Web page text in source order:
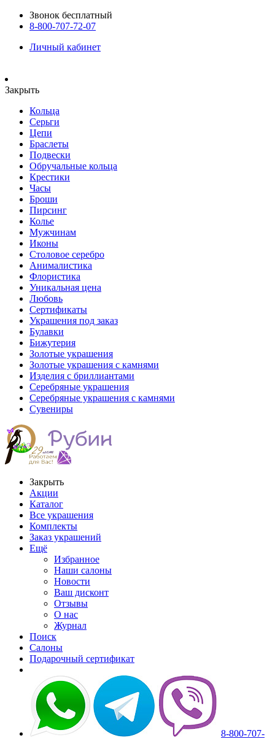
Звонок бесплатный
8-800-707-72-07
Личный кабинет
Закрыть
Кольца
Серьги
Цепи
Браслеты
Подвески
Обручальные кольца
Крестики
Часы
Броши
Пирсинг
Колье
Мужчинам
Иконы
Столовое серебро
Анималистика
Флористика
Уникальная цена
Любовь
Сертификаты
Украшения под заказ
Булавки
Бижутерия
Золотые украшения
Золотые украшения с камнями
Изделия с бриллиантами
Серебряные украшения
Серебряные украшения с камнями
Сувениры
Закрыть
Акции
Каталог
Все украшения
Комплекты
Заказ украшений
Ещё
Избранное
Наши салоны
Новости
Ваш дисконт
Отзывы
О нас
Журнал
Поиск
Салоны
Подарочный сертификат
8-800-707-